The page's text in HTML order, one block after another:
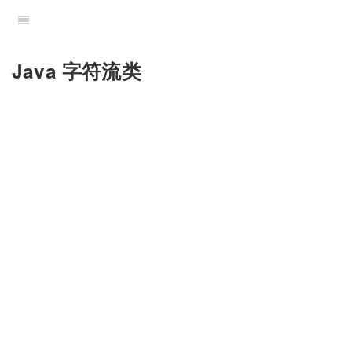
Java 字符流类